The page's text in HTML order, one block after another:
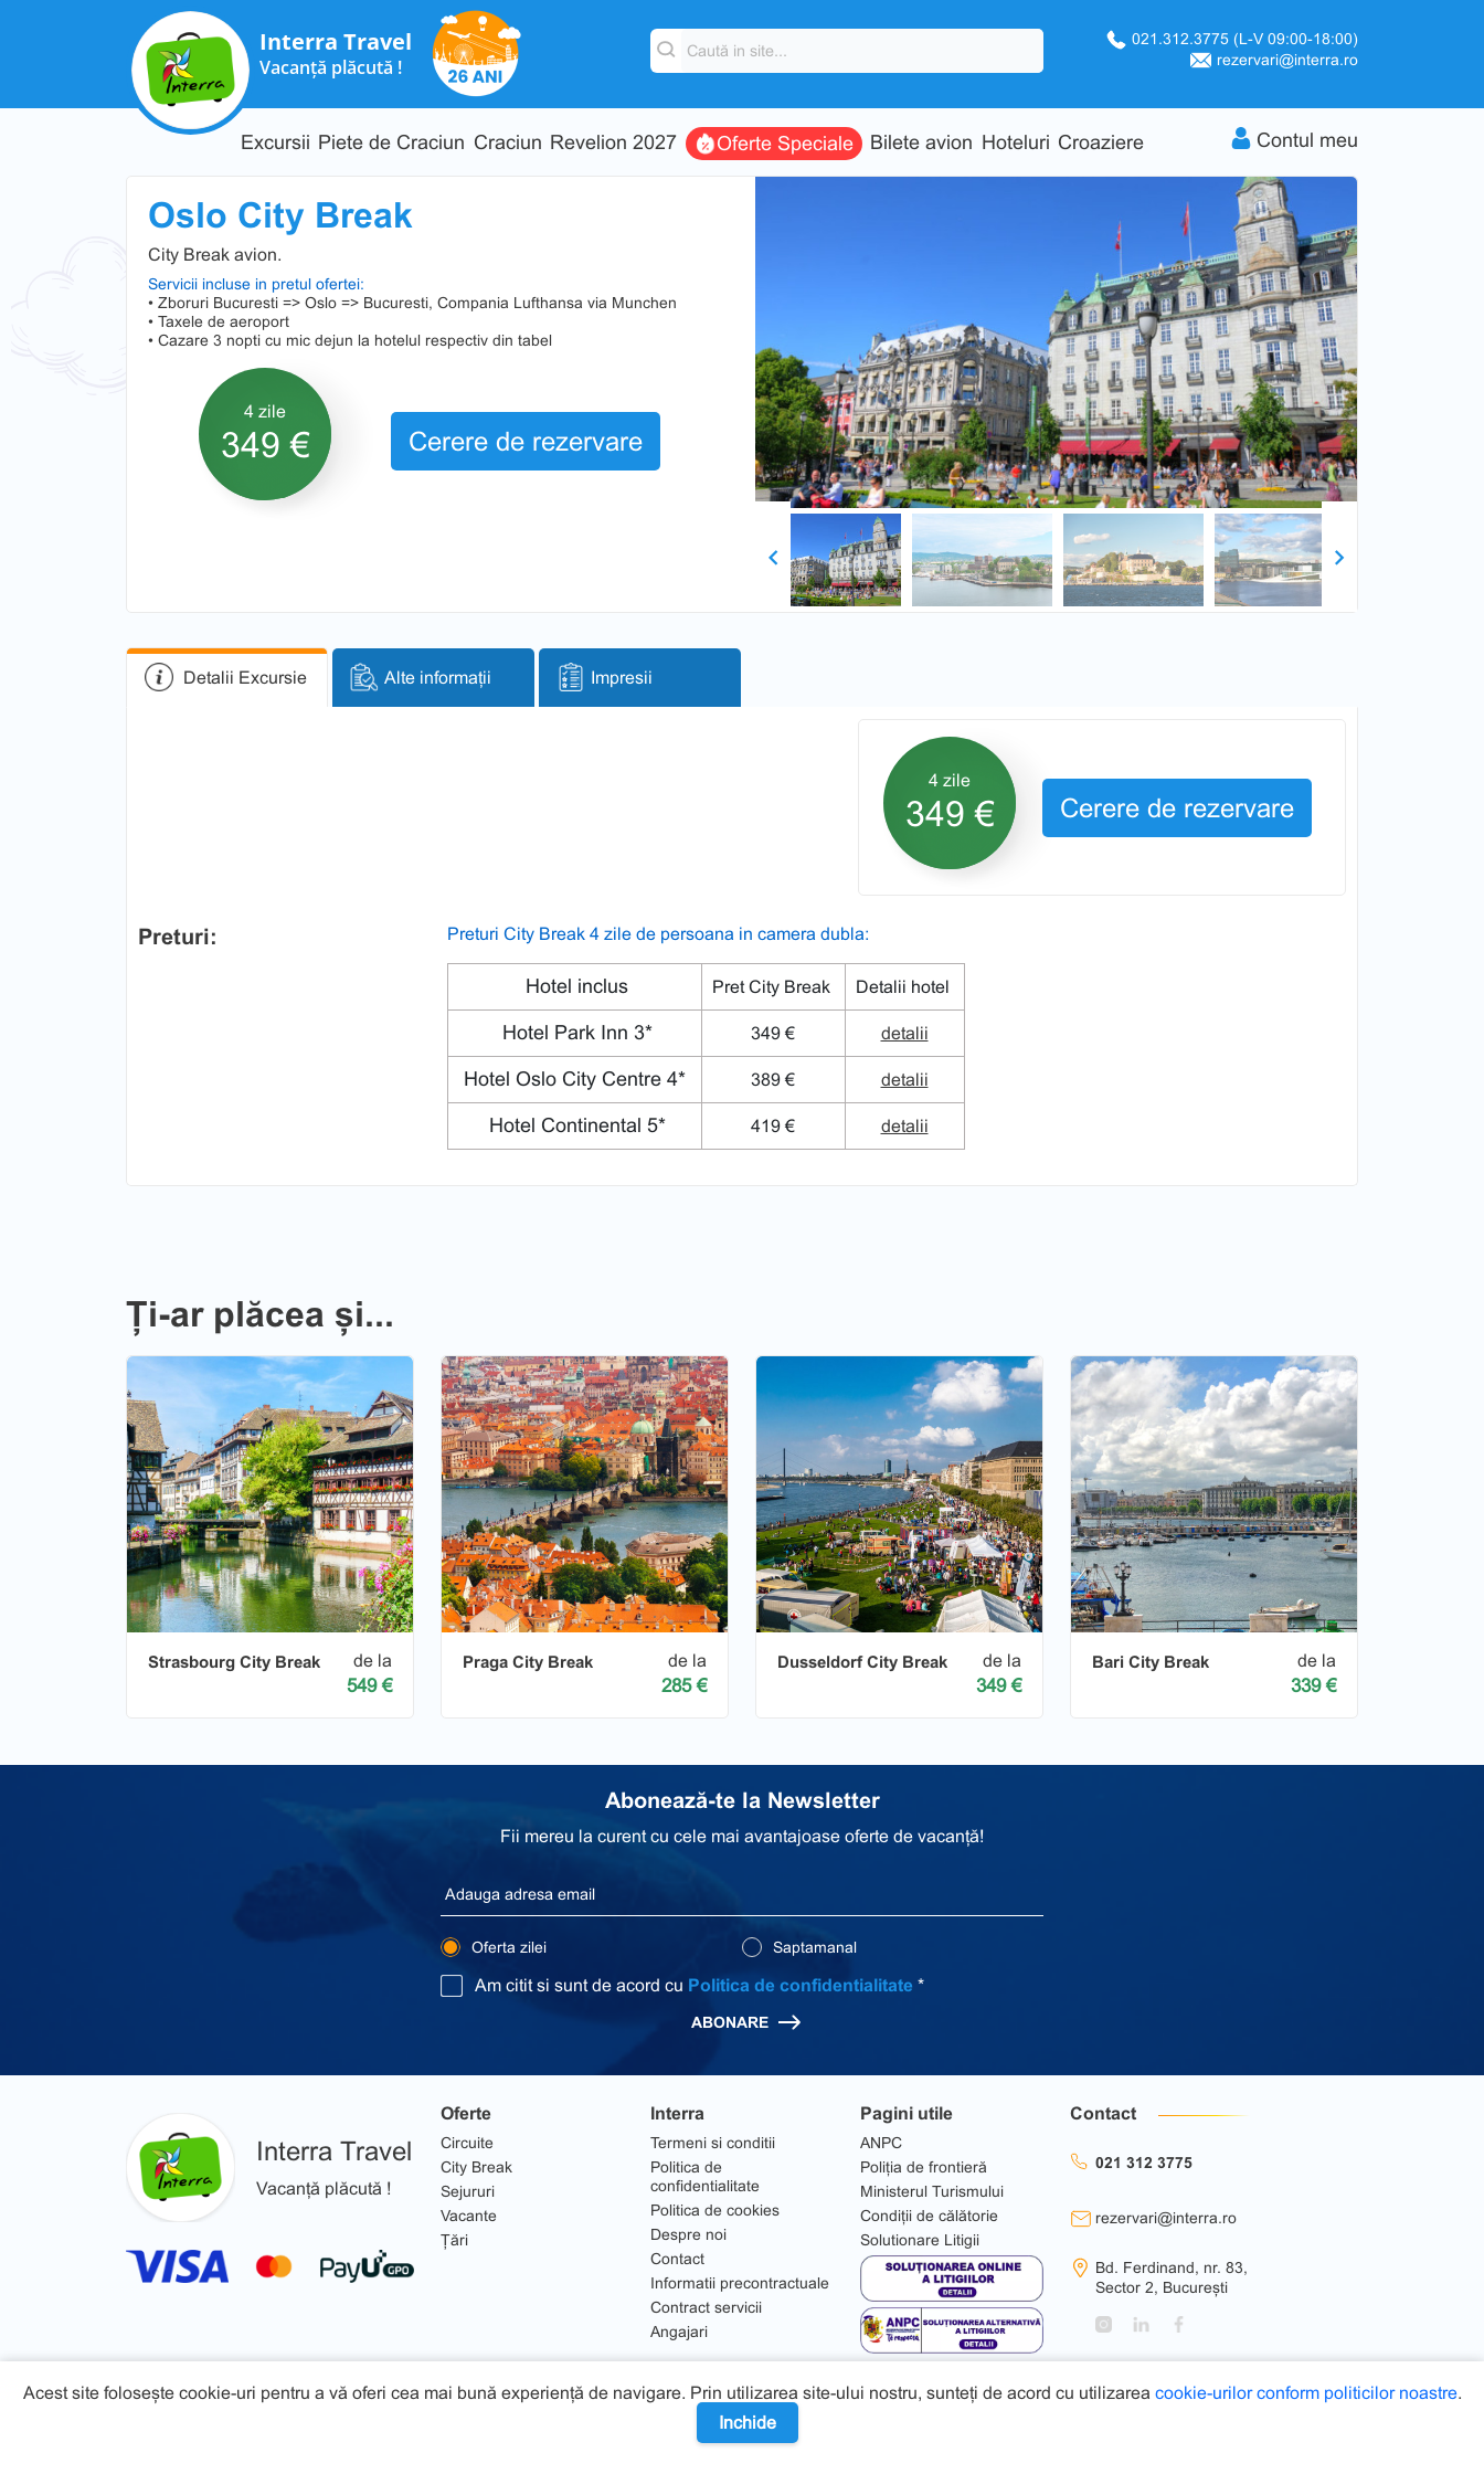
Interra Travel
Vacanță plăcută !
021.312.3775 (L-V 09:00-18:00)
rezervari@interra.ro
Excursii Piete de Craciun Craciun Revelion 2027 Oferte Speciale Bilete avion Hoteluri Croaziere Contul meu
Oslo City Break
City Break avion.
Servicii incluse in pretul ofertei:
• Zboruri Bucuresti => Oslo => Bucuresti, Compania Lufthansa via Munchen
• Taxele de aeroport
• Cazare 3 nopti cu mic dejun la hotelul respectiv din tabel
4 zile
349 € Cerere de rezervare
Previous Next
Detalii Excursie Alte informații Impresii
4 zile
349 € Cerere de rezervare
Preturi: Preturi City Break 4 zile de persoana in camera dubla:
Hotel inclus Pret City Break Detalii hotel
Hotel Park Inn 3* 349 € detalii
Hotel Oslo City Centre 4* 389 € detalii
Hotel Continental 5* 419 € detalii
Ți-ar plăcea și...
Strasbourg City Break de la
549 €
Praga City Break de la
285 €
Dusseldorf City Break de la
349 €
Bari City Break de la
339 €
Abonează-te la Newsletter
Fii mereu la curent cu cele mai avantajoase oferte de vacanță!
Oferta zilei Saptamanal
Am citit si sunt de acord cu Politica de confidentialitate *
ABONARE
Interra Travel
Vacanță plăcută !
Oferte
Circuite
City Break
Sejururi
Vacante
Țări
Interra
Termeni si conditii
Politica de
confidentialitate
Politica de cookies
Despre noi
Contact
Informatii precontractuale
Contract servicii
Angajari
Pagini utile
ANPC
Poliția de frontieră
Ministerul Turismului
Condiții de călătorie
Solutionare Litigii
Contact
021 312 3775
rezervari@interra.ro
Bd. Ferdinand, nr. 83,
Sector 2, București
Acest site folosește cookie-uri pentru a vă oferi cea mai bună experiență de navigare. Prin utilizarea site-ului nostru, sunteți de acord cu utilizarea cookie-urilor conform politicilor noastre.
Inchide